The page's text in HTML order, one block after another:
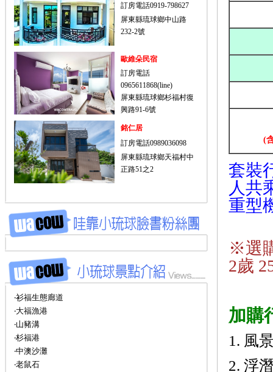
訂房電話0919-798627
屏東縣琉球鄉中山路
232-2號
歐維朵民宿
訂房電話
0965611868(line)
屏東縣琉球鄉杉福村復
興路91-6號
銘仁居
訂房電話0989036098
屏東縣琉球鄉天福村中
正路51之2
‧衫福生態廊道
‧大福漁港
‧山豬溝
‧杉福港
‧中澳沙灘
‧老鼠石
(
套裝
人共
重型
※選
2歲
加購
1. 風
2. 浮